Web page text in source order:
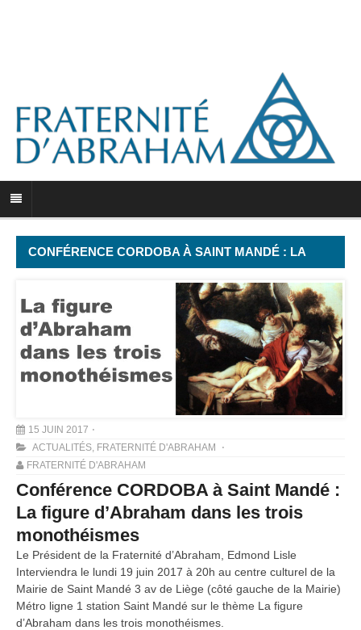
CONFÉRENCE CORDOBA À SAINT MANDÉ : LA
FIGURE D’ABRAHAM DANS LES TROIS
MONOTHÉISMES
15 JUIN 2017
ACTUALITÉS, FRATERNITÉ D'ABRAHAM
FRATERNITÉ D'ABRAHAM
Conférence CORDOBA à Saint Mandé :
La figure d’Abraham dans les trois
monothéismes
Le Président de la Fraternité d’Abraham, Edmond Lisle
Interviendra le lundi 19 juin 2017 à 20h au centre culturel de la
Mairie de Saint Mandé 3 av de Liège (côté gauche de la Mairie)
Métro ligne 1 station Saint Mandé sur le thème La figure
d’Abraham dans les trois monothéismes.